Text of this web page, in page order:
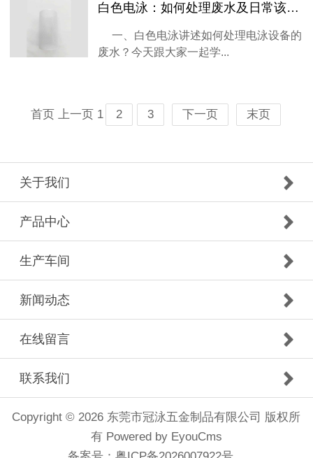
白色电泳：如何处理废水及日常该如何维护和保养！
一、白色电泳讲述如何处理电泳设备的
废水？今天跟大家一起学...
首页 上一页 1 2 3 下一页 末页
关于我们
产品中心
生产车间
新闻动态
在线留言
联系我们
Copyright © 2026 东莞市冠泳五金制品有限公司 版权所
有Powered by EyouCms